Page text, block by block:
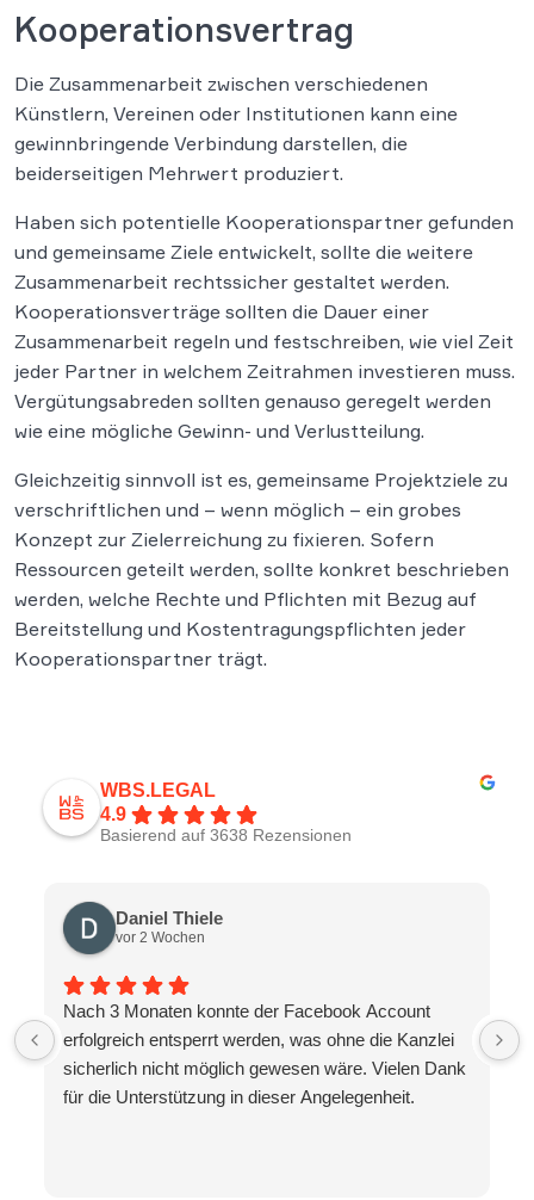
Kooperationsvertrag
Die Zusammenarbeit zwischen verschiedenen
Künstlern, Vereinen oder Institutionen kann eine
gewinnbringende Verbindung darstellen, die
beiderseitigen Mehrwert produziert.
Haben sich potentielle Kooperationspartner gefunden
und gemeinsame Ziele entwickelt, sollte die weitere
Zusammenarbeit rechtssicher gestaltet werden.
Kooperationsverträge sollten die Dauer einer
Zusammenarbeit regeln und festschreiben, wie viel Zeit
jeder Partner in welchem Zeitrahmen investieren muss.
Vergütungsabreden sollten genauso geregelt werden
wie eine mögliche Gewinn- und Verlustteilung.
Gleichzeitig sinnvoll ist es, gemeinsame Projektziele zu
verschriftlichen und – wenn möglich – ein grobes
Konzept zur Zielerreichung zu fixieren. Sofern
Ressourcen geteilt werden, sollte konkret beschrieben
werden, welche Rechte und Pflichten mit Bezug auf
Bereitstellung und Kostentragungspflichten jeder
Kooperationspartner trägt.
WBS.LEGAL
4.9
Basierend auf 3638 Rezensionen
Daniel Thiele
vor 2 Wochen
Nach 3 Monaten konnte der Facebook Account
erfolgreich entsperrt werden, was ohne die Kanzlei
sicherlich nicht möglich gewesen wäre. Vielen Dank
für die Unterstützung in dieser Angelegenheit.